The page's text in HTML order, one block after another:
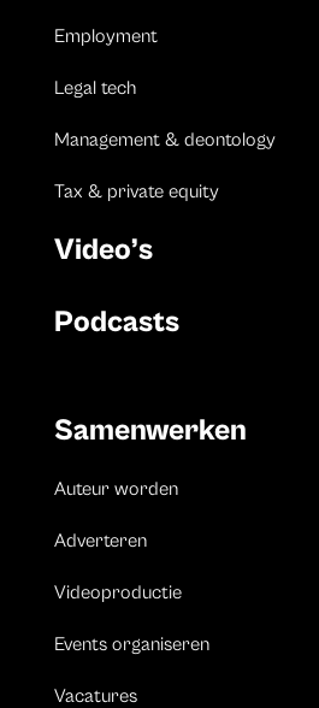
Employment
Legal tech
Management & deontology
Tax & private equity
Video’s
Podcasts
Samenwerken
Auteur worden
Adverteren
Videoproductie
Events organiseren
Vacatures